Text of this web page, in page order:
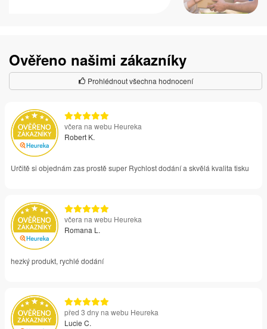
Ověřeno našimi zákazníky
Prohlédnout všechna hodnocení
včera na webu Heureka
Robert K.
Určitě si objednám zas prostě super Rychlost dodání a skvělá kvalita tisku
včera na webu Heureka
Romana L.
hezký produkt, rychlé dodání
před 3 dny na webu Heureka
Lucie C.